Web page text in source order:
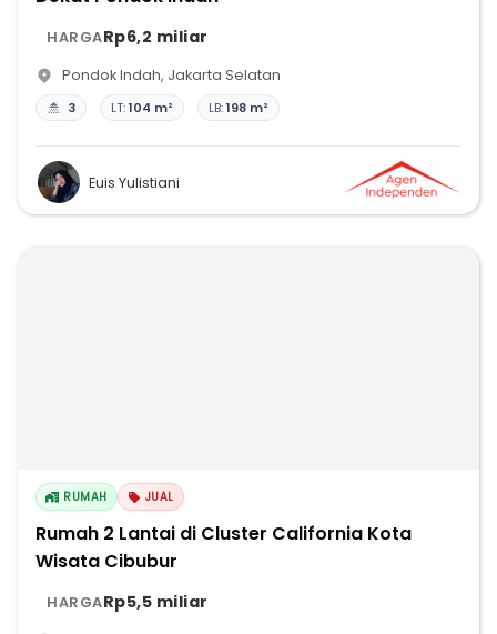
HARGARp6,2 miliar
Pondok Indah, Jakarta Selatan
3 LT:104 m² LB:198 m²
Euis Yulistiani
RUMAH JUAL
Rumah 2 Lantai di Cluster California Kota
Wisata Cibubur
HARGARp5,5 miliar